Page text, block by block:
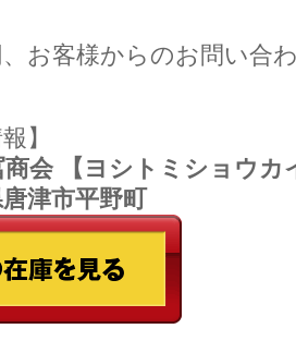
お客様からのお問い合
報】
商会 【ヨシトミショウ
津市平野町